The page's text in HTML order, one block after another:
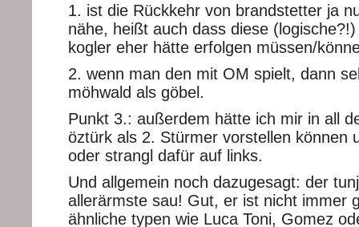
1. ist die Rückkehr von brandstetter ja
nähe, heißt auch dass diese
kogler eher hätte erfolgen müssen/
2. wenn man den mit OM spielt, dann
möhwald als göbel.
Punkt 3.: außerdem hätte ich mir in all
öztürk als 2. Stürmer vorstellen können
oder strangl dafür auf links.
Und allgemein noch dazugesagt: der
allerärmste sau! Gut, er ist nicht immer
ähnliche typen wie Luca Toni, Gomez